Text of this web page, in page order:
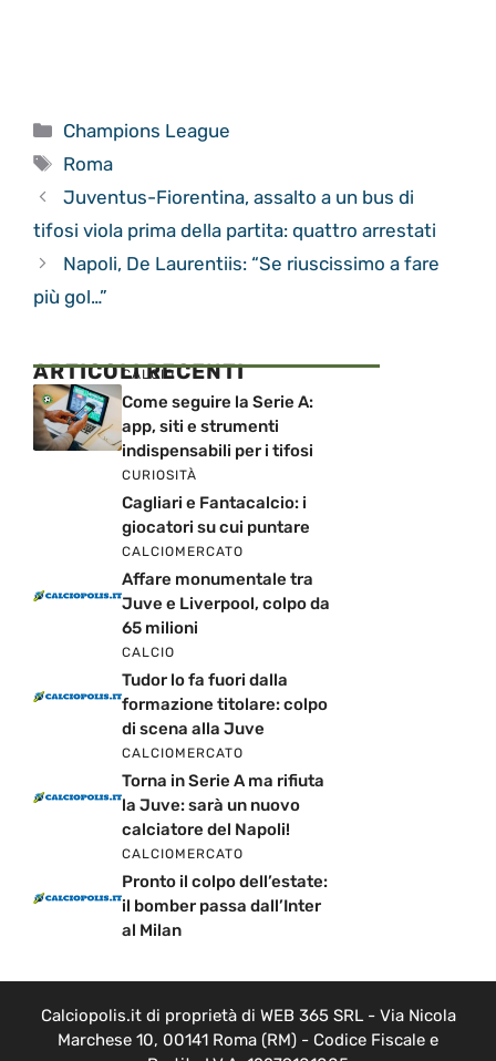
Categorie
Champions League
Tag
Roma
Juventus-Fiorentina, assalto a un bus di
tifosi viola prima della partita: quattro arrestati
Napoli, De Laurentiis: “Se riuscissimo a fare
più gol…”
ARTICOLI RECENTI
CALCIO
Come seguire la Serie A:
app, siti e strumenti
indispensabili per i tifosi
CURIOSITÀ
Cagliari e Fantacalcio: i
giocatori su cui puntare
CALCIOMERCATO
Affare monumentale tra
Juve e Liverpool, colpo da
65 milioni
CALCIO
Tudor lo fa fuori dalla
formazione titolare: colpo
di scena alla Juve
CALCIOMERCATO
Torna in Serie A ma rifiuta
la Juve: sarà un nuovo
calciatore del Napoli!
CALCIOMERCATO
Pronto il colpo dell’estate:
il bomber passa dall’Inter
al Milan
Calciopolis.it di proprietà di WEB 365 SRL - Via Nicola
Marchese 10, 00141 Roma (RM) - Codice Fiscale e